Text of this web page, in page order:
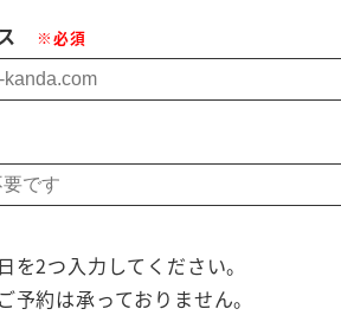
※必須
を2つ入力してください。
予約は承っておりません。